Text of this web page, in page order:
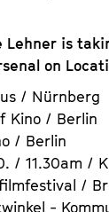
Lehner is
on
/ Nürnberg
Kino / Berlin
/ Berlin
/ 11.30am /
/
-